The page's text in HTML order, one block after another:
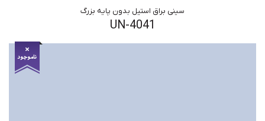
سینی براق استیل بدون پایه بزرگ
UN-4041